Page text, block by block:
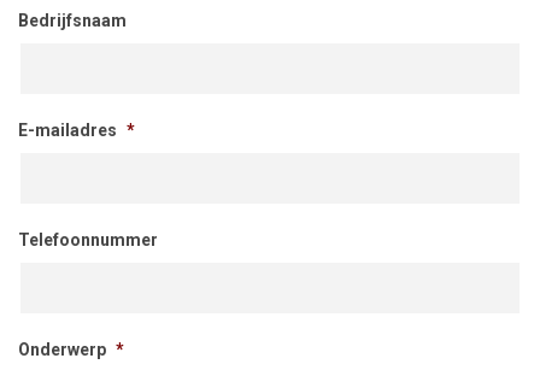
Bedrijfsnaam
E-mailadres *
Telefoonnummer
Onderwerp *